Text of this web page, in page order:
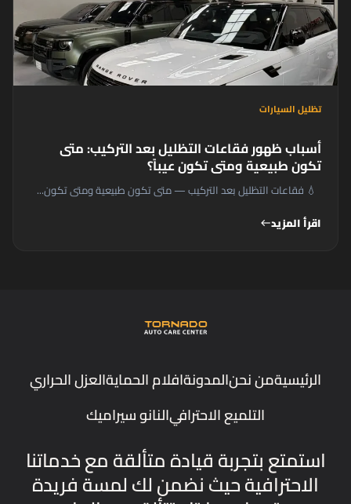
تظليل السيارات
أسباب ظهور فقاعات التظليل بعد التركيب: متى
تكون طبيعية ومتى تكون عيباً؟
💧 فقاعات التظليل بعد التركيب — متى تكون طبيعية ومتى تكون...
اقرأ المزيدwest
الرئيسيةمن نحنالمدونةافلام الحمايةالعزل الحراري
التلميع الاحترافيالنانو سيراميك
استمتع بتجربة قيادة متألقة مع خدماتنا
الاحترافية حيث نضمن لك لمسة فريدة